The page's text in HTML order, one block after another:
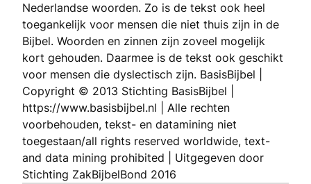
Nederlandse woorden. Zo is de tekst ook heel
toegankelijk voor mensen die niet thuis zijn in de
Bijbel. Woorden en zinnen zijn zoveel mogelijk
kort gehouden. Daarmee is de tekst ook geschikt
voor mensen die dyslectisch zijn. BasisBijbel |
Copyright © 2013 Stichting BasisBijbel |
https://www.basisbijbel.nl | Alle rechten
voorbehouden, tekst- en datamining niet
toegestaan/all rights reserved worldwide, text-
and data mining prohibited | Uitgegeven door
Stichting ZakBijbelBond 2016